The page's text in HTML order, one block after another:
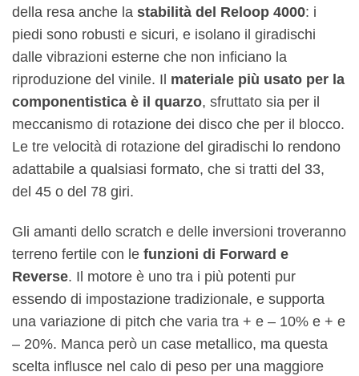
della resa anche la stabilità del Reloop 4000: i
piedi sono robusti e sicuri, e isolano il giradischi
dalle vibrazioni esterne che non inficiano la
riproduzione del vinile. Il materiale più usato per la
componentistica è il quarzo, sfruttato sia per il
meccanismo di rotazione dei disco che per il blocco.
Le tre velocità di rotazione del giradischi lo rendono
adattabile a qualsiasi formato, che si tratti del 33,
del 45 o del 78 giri.
Gli amanti dello scratch e delle inversioni troveranno
terreno fertile con le funzioni di Forward e
Reverse. Il motore è uno tra i più potenti pur
essendo di impostazione tradizionale, e supporta
una variazione di pitch che varia tra + e – 10% e + e
– 20%. Manca però un case metallico, ma questa
scelta influsce nel calo di peso per una maggiore